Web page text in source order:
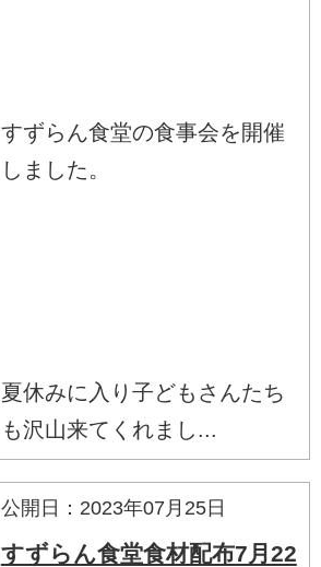
すずらん食堂の食事会を開催
しました。
夏休みに入り子どもさんたち
も沢山来てくれまし...
公開日：2023年07月25日
すずらん食堂食材配布7月22